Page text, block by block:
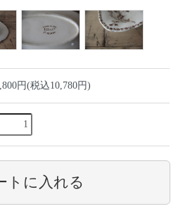
円(税込10,780円)